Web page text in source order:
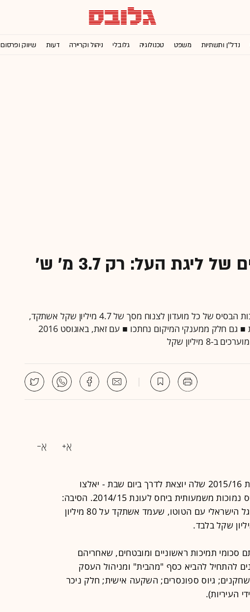
נדל''ן ותשתיות משפט טכנולוגיה גלובלי ניהול וקריירה דעות שיווק ופרסום
מענקי הבסיס המצומקים של ליגת העל: רק 3.7 מ' ש'
הירידה בהסכם השיווק עם הטוטו תוביל את הקצבות הבסיס של כל מועדון לצנוח מסך של 4.7 מיליון שקל אשתקד,
ל-3.7 מיליון בעונת 2015/16 שיוצאת לדרך בשבת ■ גם חלק ממענקי המיקום נחתכו ■ עם זאת, באוגוסט 2016
מיליון שקל
קבוצות ליגת העל בכדורגל, שעונת 2015/16 שלה יוצאת לדרך ביום שבת - יאלצו
להתמודד העונה עם הקצבות בסיס נמוכות משמעותית ביחס לעונת 2014/15. הסיבה:
הירידה בהסכם השיווק של הכדורגל הישראלי עם הטוטו, שעמד אשתקד על 80 מיליון
סכומי תמיכות ראשוניים ומובטחים, שאחריהם
להתחיל להביא כסף "מהבית" ומניהול העסק
גיוס ספונסרים; השקעה אישית; חלק ניכר
העיריות).